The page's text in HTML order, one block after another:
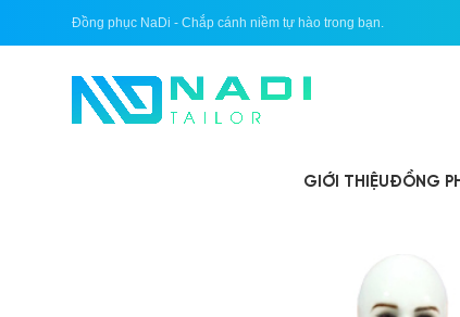
Đồng phục NaDi - Chắp cánh niềm tự hào trong bạn.
GIỚI THIỆUĐỒNG